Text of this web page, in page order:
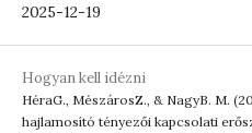
2025-12-19
Hogyan kell idézni
HéraG., MészárosZ., & NagyB. M.
hajlamosító tényezői kapcsolati